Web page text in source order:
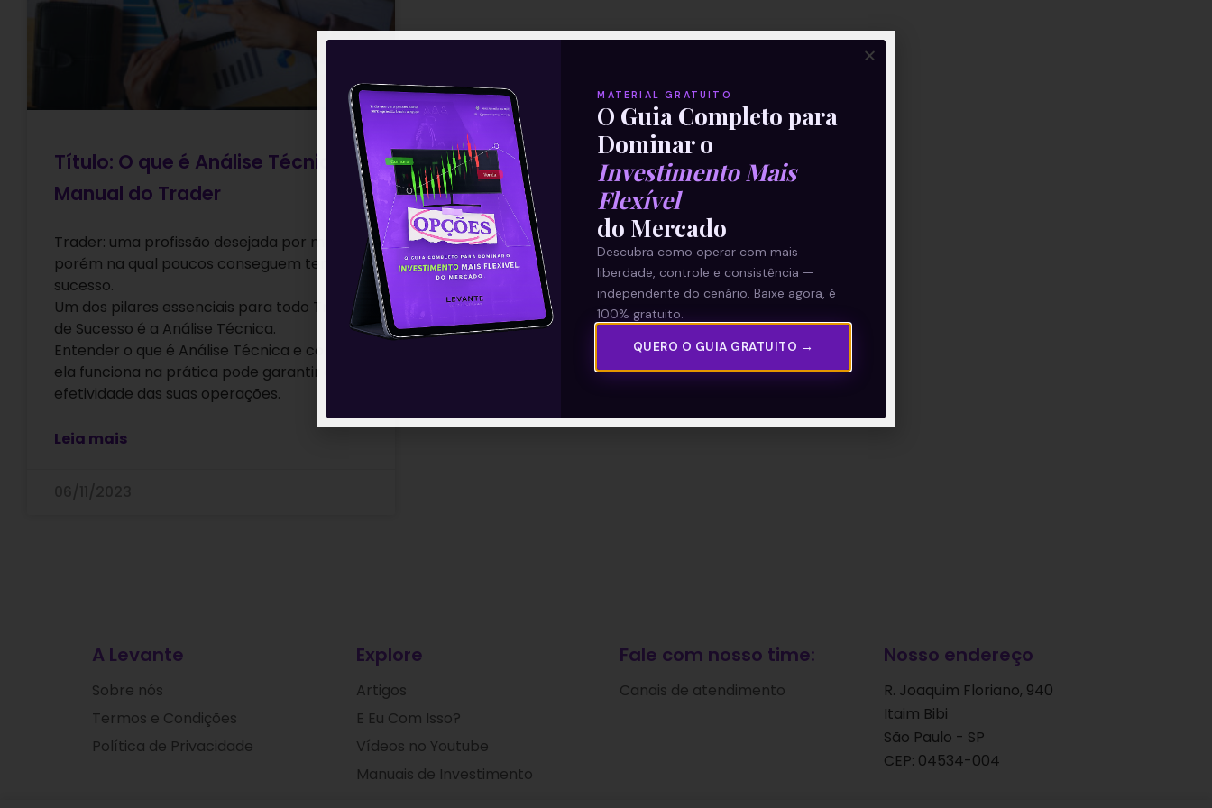
Título: O que é Análise Técnica? |
Manual do Trader
Trader: uma profissão desejada por muitos,
porém na qual poucos conseguem ter
sucesso.
Um dos pilares essenciais para todo Trader
de Sucesso é a Análise Técnica.
Entender o que é Análise Técnica e como
ela funciona na prática pode garantir a
efetividade das suas operações.
Leia mais
A Levante
Sobre nós
Termos e Condições
Política de Privacidade
Explore
Artigos
E Eu Com Isso?
Vídeos no Youtube
Manuais de Investimento
Fale com nosso time:
Canais de atendimento
Nosso endereço
R. Joaquim Floriano, 940
Itaim Bibi
São Paulo - SP
CEP: 04534-004
MATERIAL GRATUITO
O Guia Completo para
Dominar o
Investimento Mais
Flexível
do Mercado
Descubra como operar com mais
liberdade, controle e consistência —
independente do cenário. Baixe agora, é
100% gratuito.
QUERO O GUIA GRATUITO →